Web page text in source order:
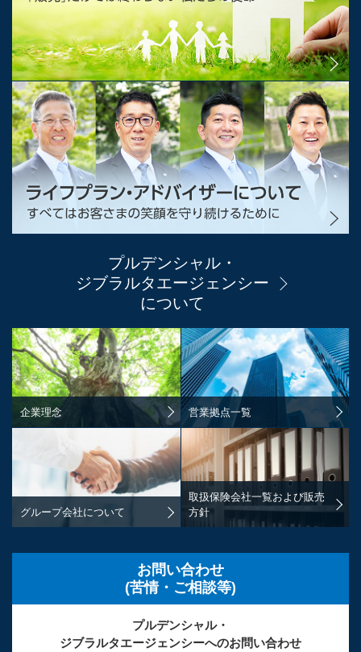
プルデンシャル・
ジブラルタエージェンシー
について
企業理念 営業拠点一覧
グループ会社について
取扱保険会社一覧および販売
方針
お問い合わせ
(苦情・ご相談等)
プルデンシャル・
ジブラルタエージェンシーへのお問い合わせ